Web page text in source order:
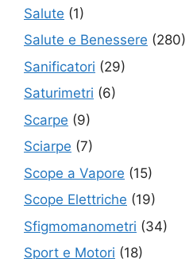
Salute (1)
Salute e Benessere (280)
Sanificatori (29)
Saturimetri (6)
Scarpe (9)
Sciarpe (7)
Scope a Vapore (15)
Scope Elettriche (19)
Sfigmomanometri (34)
Sport e Motori (18)